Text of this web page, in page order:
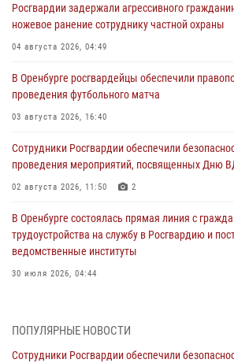
Росгвардии задержали агрессивного
ножевое ранение сотруднику частной охраны
04 августа 2026, 04:49
В Оренбурге росгвардейцы обеспечили
проведения футбольного матча
03 августа 2026, 16:40
Сотрудники Росгвардии обеспечили
проведения мероприятий, посвященных Дню
02 августа 2026, 11:50 2
В Оренбурге состоялась прямая линия с
трудоустройства на службу в Росгвардию и
ведомственные институты
30 июля 2026, 04:44
28 июля 2026, 09:41 1
Росгвардейцы обеспечили правопорядок на
ПОПУЛЯРНЫЕ НОВОСТИ
Сотрудники Росгвардии обеспечили